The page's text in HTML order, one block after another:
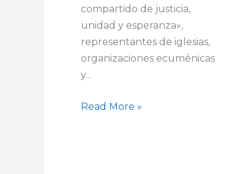
compartido de justicia,
unidad y esperanza»,
representantes de iglesias,
organizaciones ecuménicas
y…
Read More »